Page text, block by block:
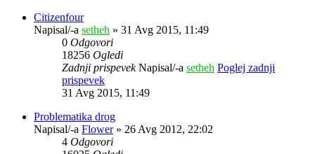
Citizenfour
Napisal/-a setheh » 31 Avg 2015, 11:49
0 Odgovori
18256 Ogledi
Zadnji prispevekNapisal/-a setheh Poglej zadnji
prispevek
31 Avg 2015, 11:49
Problematika drog
Napisal/-a Flower» 26 Avg 2012, 22:02
4 Odgovori